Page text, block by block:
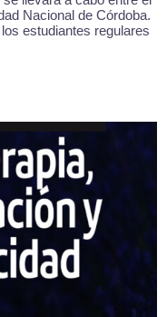
Nacional de Córdoba.
estudiantes regulares